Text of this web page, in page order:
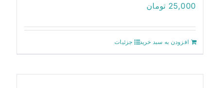
25,000 تومان
افزودن به سبد خرید جزئیات